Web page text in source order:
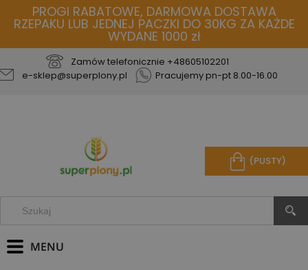
PROGI RABATOWE, DARMOWA DOSTAWA
RZEPAKU LUB JEDNEJ PACZKI DO 30KG ZA KAŻDE
WYDANE 1000 zł
Zamów telefonicznie +48605102201
e-sklep@superplony.pl
Pracujemy pn-pt 8.00-16.00
(PUSTY)